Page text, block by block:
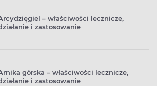
– właściwości lecznicze,
i zastosowanie
górska – właściwości lecznicze,
i zastosowanie